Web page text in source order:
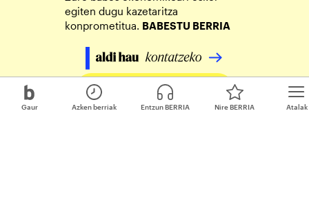
Gaur Atalak
Azken berriak Entzun BERRIA Nire BERRIA
egiten dugu kazetaritza
konprometitua. BABESTU BERRIA
Egin zure ekarpena